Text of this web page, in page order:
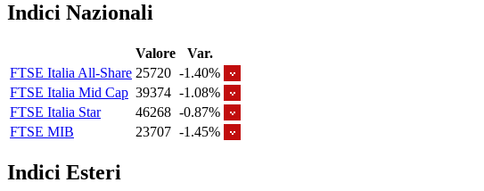
Indici Nazionali
Valore
Var.
FTSE Italia All-Share 25720 -1.40%
FTSE Italia Mid Cap 39374 -1.08%
FTSE Italia Star
46268 -0.87%
FTSE MIB
23707 -1.45%
Indici Esteri